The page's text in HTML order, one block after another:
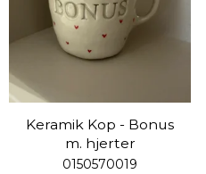
Keramik Kop - Bonus
m. hjerter
0150570019